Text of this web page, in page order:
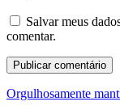
Salvar meus
comentar.
Orgulhosamente